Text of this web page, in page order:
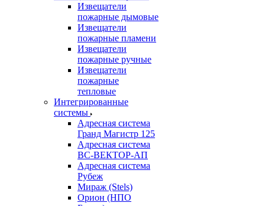
Извещатели
пожарные дымовые
Извещатели
пожарные пламени
Извещатели
пожарные ручные
Извещатели
пожарные
тепловые
Интегрированные
системы
Адресная система
Гранд Магистр 125
Адресная система
ВС-ВЕКТОР-АП
Адресная система
Рубеж
Мираж (Stels)
Орион (НПО